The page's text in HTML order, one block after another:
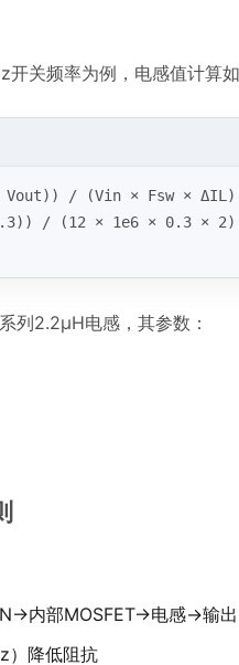
开关频率为例，电感值计算
/ (Vin × Fsw × ΔIL)
/ (12 × 1e6 × 0.3 × 2)
列2.2μH电感，其参数：
内部MOSFET→电感→输出
）降低阻抗